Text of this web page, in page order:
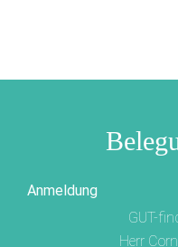
Anmeldung
GUT-
Herr